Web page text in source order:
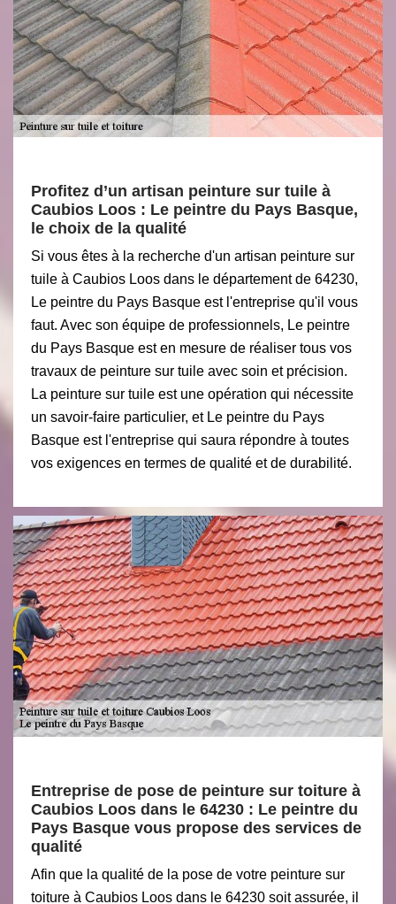
Profitez d’un artisan peinture sur tuile à
Caubios Loos : Le peintre du Pays Basque,
le choix de la qualité
Si vous êtes à la recherche d'un artisan peinture sur
tuile à Caubios Loos dans le département de 64230,
Le peintre du Pays Basque est l'entreprise qu'il vous
faut. Avec son équipe de professionnels, Le peintre
du Pays Basque est en mesure de réaliser tous vos
travaux de peinture sur tuile avec soin et précision.
La peinture sur tuile est une opération qui nécessite
un savoir-faire particulier, et Le peintre du Pays
Basque est l'entreprise qui saura répondre à toutes
vos exigences en termes de qualité et de durabilité.
Entreprise de pose de peinture sur toiture à
Caubios Loos dans le 64230 : Le peintre du
Pays Basque vous propose des services de
qualité
Afin que la qualité de la pose de votre peinture sur
toiture à Caubios Loos dans le 64230 soit assurée, il